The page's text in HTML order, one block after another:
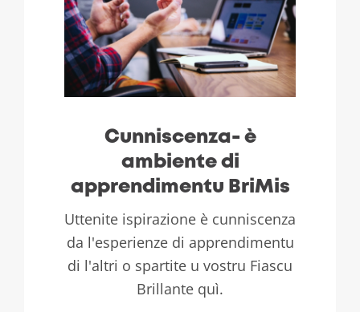
Cunniscenza- è
ambiente di
apprendimentu BriMis
Uttenite ispirazione è cunniscenza
da l'esperienze di apprendimentu
di l'altri o spartite u vostru Fiascu
Brillante quì.